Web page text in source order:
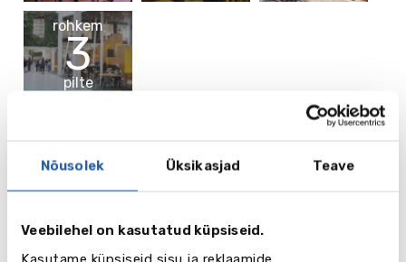
Nõusolek Üksikasjad Teave
Veebilehel on kasutatud küpsiseid.
Kasutame küpsiseid sisu ja reklaamide
rohkem
3
pilte